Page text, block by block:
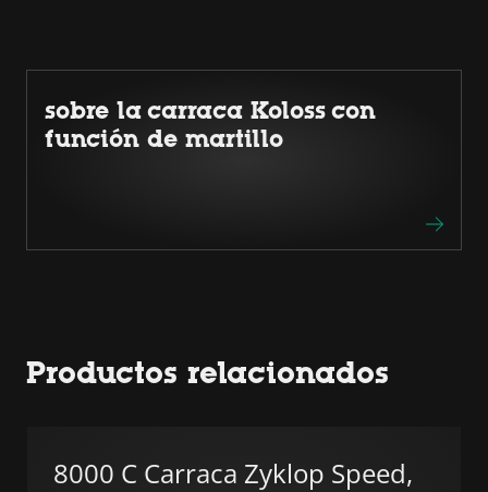
sobre la carraca Koloss con
función de martillo
Productos relacionados
8000 C Carraca Zyklop Speed,